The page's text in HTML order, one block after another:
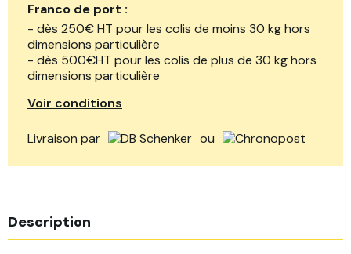
Franco de port :
- dès 250€ HT pour les colis de moins 30 kg hors
dimensions particulière
- dès 500€HT pour les colis de plus de 30 kg hors
dimensions particulière
Voir conditions
Livraison par ou
Description